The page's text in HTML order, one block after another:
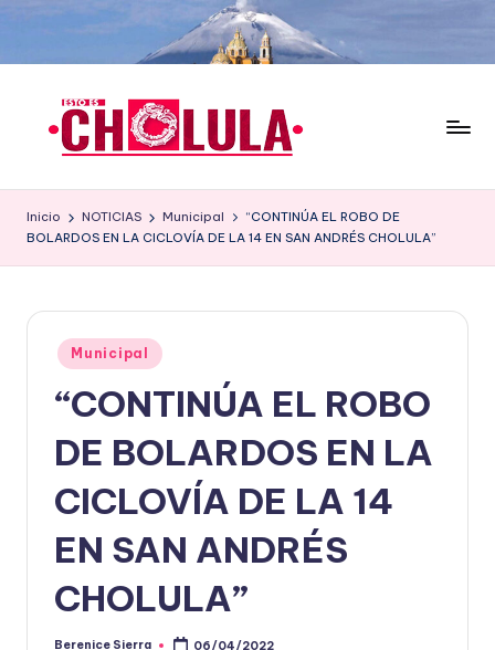
contenido
Inicio NOTICIAS Municipal
“CONTINÚA EL ROBO DE
BOLARDOS EN LA CICLOVÍA DE LA 14 EN SAN ANDRÉS CHOLULA”
Publicado
en
Municipal
“CONTINÚA EL ROBO
DE BOLARDOS EN LA
CICLOVÍA DE LA 14
EN SAN ANDRÉS
CHOLULA”
Berenice Sierra
06/04/2022